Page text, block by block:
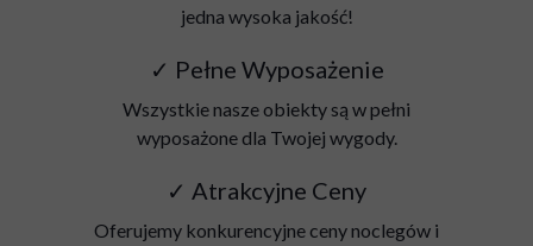
jedna wysoka jakość!
✓ Pełne Wyposażenie
Wszystkie nasze obiekty są w pełni
wyposażone dla Twojej wygody.
✓ Atrakcyjne Ceny
Oferujemy konkurencyjne ceny noclegów i